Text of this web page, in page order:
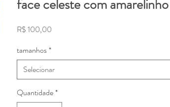
face celeste com amarelinho
R$ 100,00
tamanhos*
Selecionar
Quantidade*